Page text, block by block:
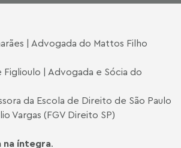
| Advogada do Mattos Filho
Figlioulo | Advogada e Sócia do
da Escola de Direito de São Paulo
Vargas (FGV Direito SP)
na íntegra.